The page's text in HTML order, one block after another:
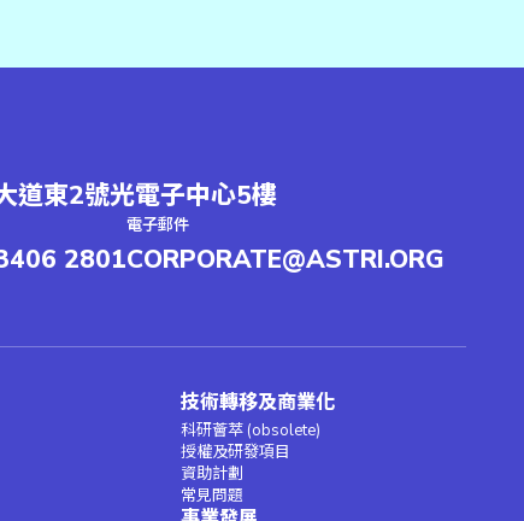
道東2號光電子中心5樓
2801
電子郵件
CORPORATE@ASTRI.ORG
技術轉移及商業化
科研薈萃 (obsolete)
授權及研發項目
資助計劃
常見問題